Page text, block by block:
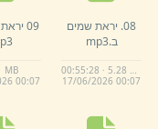
08. יראת שמים
ב.mp3
00:55:28 · 5.28 MB
17/06/2026 00:07
09 יראת שמים ג.
MB
00:07